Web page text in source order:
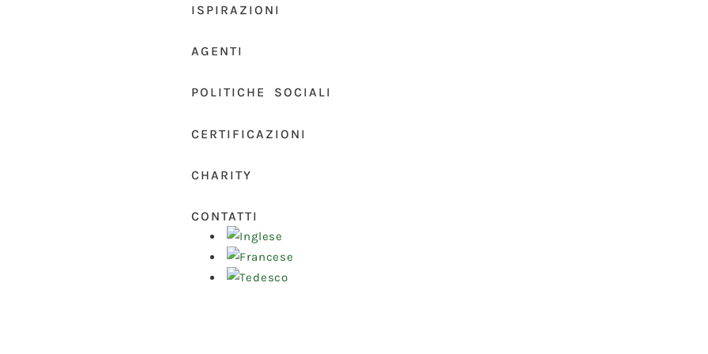
ISPIRAZIONI
AGENTI
POLITICHE SOCIALI
CERTIFICAZIONI
CHARITY
CONTATTI